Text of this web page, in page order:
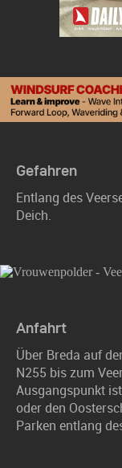
Gefahren
Entlang des
Deich.
Anfahrt
Über Breda auf
N255 bis zum
Ausgangspunkt
oder den
Parken entlang